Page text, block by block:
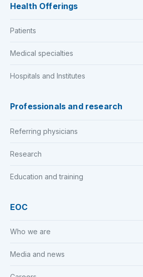
Health Offerings
Patients
Medical specialties
Hospitals and Institutes
Professionals and research
Referring physicians
Research
Education and training
EOC
Who we are
Media and news